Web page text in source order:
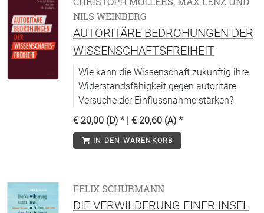
NILS WEINBERG
AUTORITÄRE BEDROHUNGEN DER
WISSENSCHAFTSFREIHEIT
Wie kann die Wissenschaft zukünftig ihre
Widerstandsfähigkeit gegen autoritäre
Versuche der Einflussnahme stärken?
€ 20,00 (D) * | € 20,60 (A) *
IN DEN WARENKORB
FELIX SCHÜRMANN
DIE VERWILDERUNG EINER INSEL